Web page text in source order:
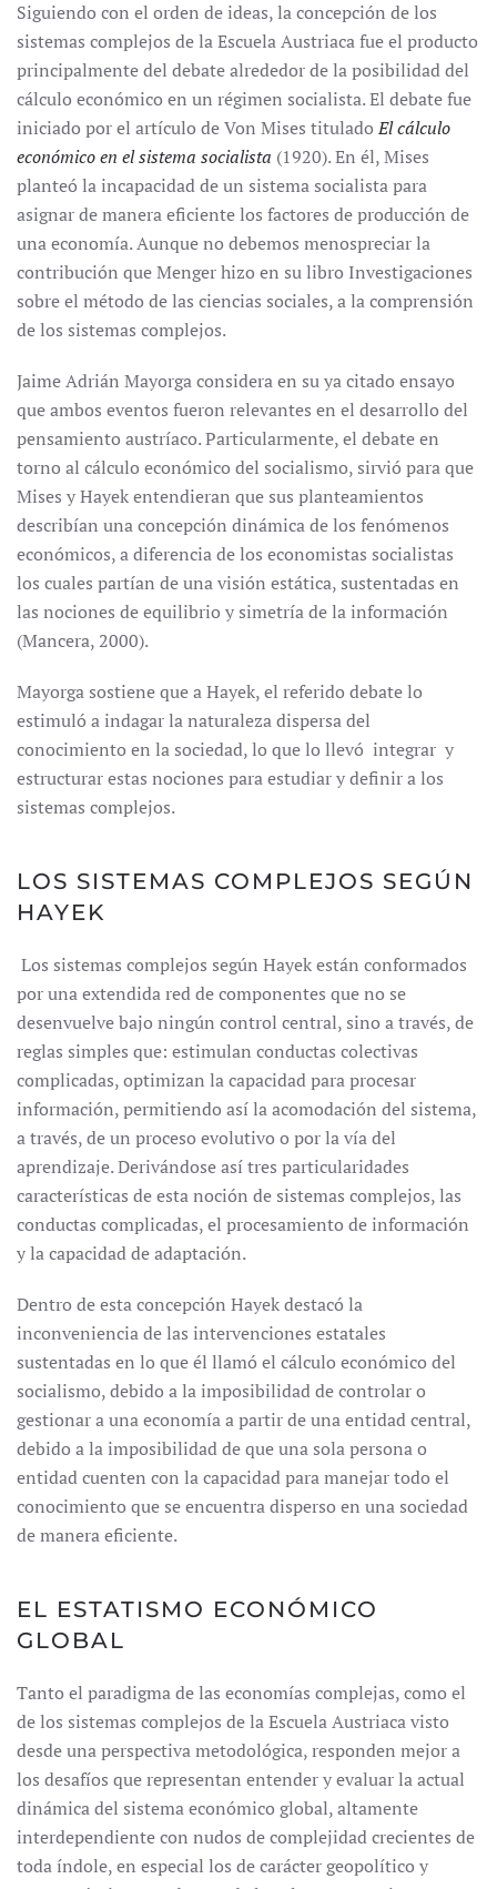
Siguiendo con el orden de ideas, la concepción de los
sistemas complejos de la Escuela Austriaca fue el producto
principalmente del debate alrededor de la posibilidad del
cálculo económico en un régimen socialista. El debate fue
iniciado por el artículo de Von Mises tituladoEl cálculo
económico en el sistema socialista (1920). En él, Mises
planteó la incapacidad de un sistema socialista para
asignar de manera eficiente los factores de producción de
una economía. Aunque no debemos menospreciar la
contribución que Menger hizo en su libro Investigaciones
sobre el método de las ciencias sociales, a la comprensión
de los sistemas complejos.
Jaime Adrián Mayorga considera en su ya citado ensayo
que ambos eventos fueron relevantes en el desarrollo del
pensamiento austríaco. Particularmente, el debate en
torno al cálculo económico del socialismo, sirvió para que
Mises y Hayek entendieran que sus planteamientos
describían una concepción dinámica de los fenómenos
económicos, a diferencia de los economistas socialistas
los cuales partían de una visión estática, sustentadas en
las nociones de equilibrio y simetría de la información
(Mancera, 2000).
Mayorga sostiene que a Hayek, el referido debate lo
estimuló a indagar la naturaleza dispersa del
conocimiento en la sociedad, lo que lo llevó integrar y
estructurar estas nociones para estudiar y definir a los
sistemas complejos.
LOS SISTEMAS COMPLEJOS SEGÚN
HAYEK
Los sistemas complejos según Hayek están conformados
por una extendida red de componentes que no se
desenvuelve bajo ningún control central, sino a través, de
reglas simples que: estimulan conductas colectivas
complicadas, optimizan la capacidad para procesar
información, permitiendo así la acomodación del sistema,
a través, de un proceso evolutivo o por la vía del
aprendizaje. Derivándose así tres particularidades
características de esta noción de sistemas complejos, las
conductas complicadas, el procesamiento de información
y la capacidad de adaptación.
Dentro de esta concepción Hayek destacó la
inconveniencia de las intervenciones estatales
sustentadas en lo que él llamó el cálculo económico del
socialismo, debido a la imposibilidad de controlar o
gestionar a una economía a partir de una entidad central,
debido a la imposibilidad de que una sola persona o
entidad cuenten con la capacidad para manejar todo el
conocimiento que se encuentra disperso en una sociedad
de manera eficiente.
EL ESTATISMO ECONÓMICO
GLOBAL
Tanto el paradigma de las economías complejas, como el
de los sistemas complejos de la Escuela Austriaca visto
desde una perspectiva metodológica, responden mejor a
los desafíos que representan entender y evaluar la actual
dinámica del sistema económico global, altamente
interdependiente con nudos de complejidad crecientes de
toda índole, en especial los de carácter geopolítico y